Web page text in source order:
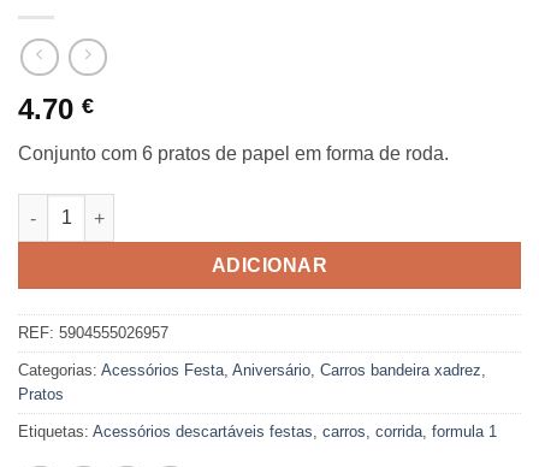
4.70 €
Conjunto com 6 pratos de papel em forma de roda.
Quantidade de Pratos Carros
ADICIONAR
REF: 5904555026957
Categorias: Acessórios Festa, Aniversário, Carros bandeira xadrez,
Pratos
Etiquetas: Acessórios descartáveis festas, carros, corrida, formula 1